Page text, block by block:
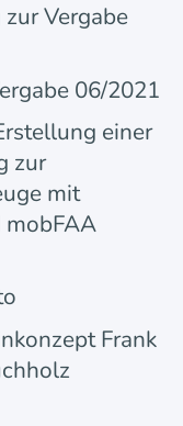
Vergabe
06/2021
einer
zur
mit
mobFAA
Frank